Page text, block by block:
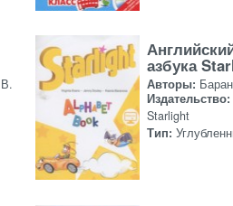
азбука
Авторы:
Издательство:
Starlight
Тип: